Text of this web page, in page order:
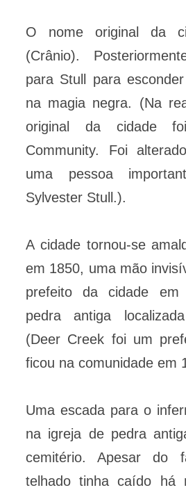
O nome original da
(Crânio).
para Stull para
na magia negra. (Na
original da cidade
Community. Foi
uma pessoa
Sylvester Stull.).
A cidade tornou-se
em 1850, uma mão
prefeito da cidade
pedra antiga
(Deer Creek foi um
ficou na comunidade em
Uma escada para o
na igreja de pedra
cemitério. Apesar
telhado tinha caído há